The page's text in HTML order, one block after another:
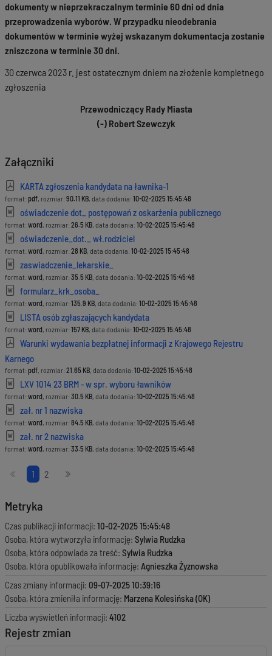
dokumenty w nieprzekraczalnym terminie 60 dni od dnia
przeprowadzenia wyborów. W przypadku nieodebrania
dokumentów w terminie wyżej wskazanym dokumentacja zostanie
zniszczona w terminie 30 dni.
30 czerwca 2023 r. jest ostatecznym dniem na złożenie kompletnego
zgłoszenia
Przewodniczący Rady Miasta
(-) Robert Szewczyk
Załączniki
KARTA zgłoszenia kandydata na ławnika-1
format: pdf, rozmiar: 90.11 KB, data dodania: 10-02-2025 15:45:48
oświadczenie dot_ postępowań z oskarżenia publicznego
format: word, rozmiar: 26.5 KB, data dodania: 10-02-2025 15:45:48
oświadczenie_dot._ wł.rodziciel
format: word, rozmiar: 28 KB, data dodania: 10-02-2025 15:45:48
zaswiadczenie_lekarskie_
format: word, rozmiar: 35.5 KB, data dodania: 10-02-2025 15:45:48
formularz_krk_osoba_
format: word, rozmiar: 135.9 KB, data dodania: 10-02-2025 15:45:48
LISTA osób zgłaszających kandydata
format: word, rozmiar: 157 KB, data dodania: 10-02-2025 15:45:48
Warunki wydawania bezpłatnej informacji z Krajowego Rejestru
Karnego
format: pdf, rozmiar: 21.65 KB, data dodania: 10-02-2025 15:45:48
LXV 1014 23 BRM - w spr. wyboru ławników
format: word, rozmiar: 30.5 KB, data dodania: 10-02-2025 15:45:48
zał. nr 1 nazwiska
format: word, rozmiar: 84.5 KB, data dodania: 10-02-2025 15:45:48
zał. nr 2 nazwiska
format: word, rozmiar: 33.5 KB, data dodania: 10-02-2025 15:45:48
Stronicowanie
1 2
Metryka
Czas publikacji informacji: 10-02-2025 15:45:48
Osoba, która wytworzyła informację: Sylwia Rudzka
Osoba, która odpowiada za treść: Sylwia Rudzka
Osoba, która opublikowała informację: Agnieszka Żyznowska
Czas zmiany informacji: 09-07-2025 10:39:16
Osoba, która zmieniła informację: Marzena Kolesińska (OK)
Liczba wyświetleń informacji: 4102
Rejestr zmian